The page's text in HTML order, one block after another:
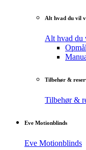
Alt hvad du vil
Alt hvad du
Tilbehør &
Tilbehør &
Eve Motionblinds
Eve Motionblinds